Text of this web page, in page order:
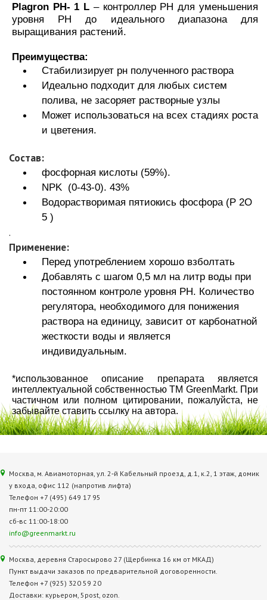
Plagron PH- 1 L – контроллер РН для уменьшения
уровня РН до идеального диапазона для
выращивания растений.
Преимущества:
Стабилизирует рн полученного раствора
Идеально подходит для любых систем
полива, не засоряет растворные узлы
Может использоваться на всех стадиях роста
и цветения.
Состав:
фосфорная кислоты (59%).
NPK (0-43-0). 43%
Водорастворимая пятиокись фосфора (P 2O
5 )
.
Применение:
Перед употреблением хорошо взболтать
Добавлять с шагом 0,5 мл на литр воды при
постоянном контроле уровня РН. Количество
регулятора, необходимого для понижения
раствора на единицу, зависит от карбонатной
жесткости воды и является
индивидуальным.
*использованное описание препарата является
интеллектуальной собственностью TM GreenMarkt. При
частичном или полном цитировании, пожалуйста, не
забывайте ставить ссылку на автора.
Москва, м. Авиамоторная, ул. 2‑й Кабельный проезд, д.1, к.2, 1 этаж, домик
у входа, офис 112 (напротив лифта)
Телефон +7 (495) 649 17 95
пн-пт 11:00-20:00
сб-вс 11:00-18:00
info@greenmarkt.ru
Москва, деревня Старосырово 27 (Щербинка 16 км от МКАД)
Пункт выдачи заказов по предварительной договоренности.
Телефон +7 (925) 320 59 20
Доставки: курьером, 5post, ozon.